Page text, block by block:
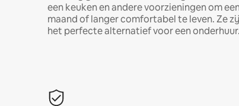
een keuken en andere voorzieningen om
maand of langer comfortabel te leven. Ze
het perfecte alternatief voor een onderhuur.